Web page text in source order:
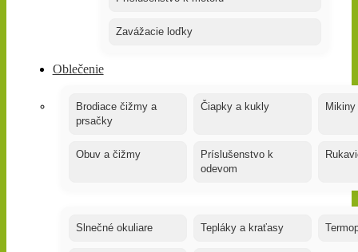
Zavážacie loďky
Oblečenie
Brodiace čižmy a
prsačky
Čiapky a kukly Mikiny
Obuv a čižmy
Príslušenstvo k
odevom
Slnečné okuliare Tepláky a kraťasy